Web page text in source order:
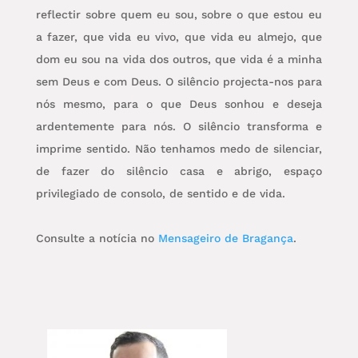
reflectir sobre quem eu sou, sobre o que estou eu
a fazer, que vida eu vivo, que vida eu almejo, que
dom eu sou na vida dos outros, que vida é a minha
sem Deus e com Deus. O silêncio projecta-nos para
nós mesmo, para o que Deus sonhou e deseja
ardentemente para nós. O silêncio transforma e
imprime sentido. Não tenhamos medo de silenciar,
de fazer do silêncio casa e abrigo, espaço
privilegiado de consolo, de sentido e de vida.
Consulte a notícia no Mensageiro de Bragança.